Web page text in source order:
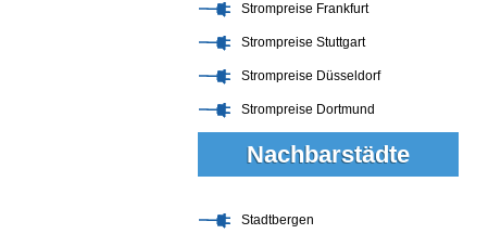
Strompreise Frankfurt
Strompreise Stuttgart
Strompreise Düsseldorf
Strompreise Dortmund
Nachbarstädte
Stadtbergen